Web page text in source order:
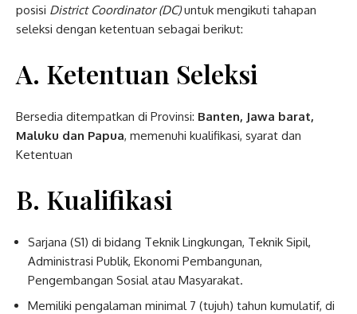
posisi District Coordinator (DC)untuk mengikuti tahapan
seleksi dengan ketentuan sebagai berikut:
A. Ketentuan Seleksi
Bersedia ditempatkan di Provinsi: Banten, Jawa barat,
Maluku dan Papua, memenuhi kualifikasi, syarat dan
Ketentuan
B. Kualifikasi
Sarjana (S1) di bidang Teknik Lingkungan, Teknik Sipil,
Administrasi Publik, Ekonomi Pembangunan,
Pengembangan Sosial atau Masyarakat.
Memiliki pengalaman minimal 7 (tujuh) tahun kumulatif, di